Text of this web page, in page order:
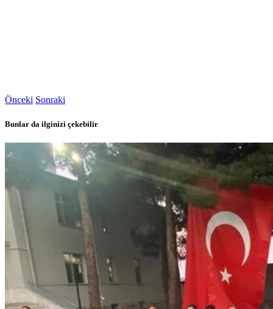
Önceki Sonraki
Bunlar da ilginizi çekebilir